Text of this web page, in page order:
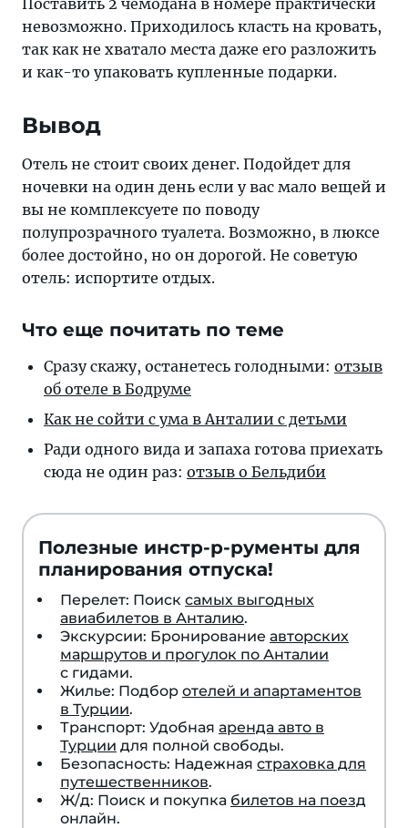
невозможно. Приходилось класть на кровать,
так как не хватало места даже его разложить
и как-то упаковать купленные подарки.
Вывод
Отель не стоит своих денег. Подойдет для
ночевки на один день если у вас мало вещей и
вы не комплексуете по поводу
полупрозрачного туалета. Возможно, в люксе
более достойно, но он дорогой. Не советую
отель: испортите отдых.
Что еще почитать по теме
Сразу скажу, ос­та­не­тесь го­лод­ны­ми: отзыв
об отеле в Бодруме
Как не сойти с ума в Анталии с детьми
Ради одного вида и за­па­ха го­то­ва при­е­хать
сюда не один раз: отзыв о Бельдиби
Полезные инстр-р-рументы для
планирования отпуска!
Перелет: Поиск самых выгодных
авиабилетов в Анталию.
Экскурсии: Бронирование авторских
маршрутов и прогулок по Анталии
с гидами.
Жилье: Подбор отелей и апартаментов
в Турции.
Транспорт: Удобная аренда авто в
Турции для полной свободы.
Безопасность: Надежная страховка для
путешественников.
Ж/д: Поиск и покупка билетов на поезд
онлайн.